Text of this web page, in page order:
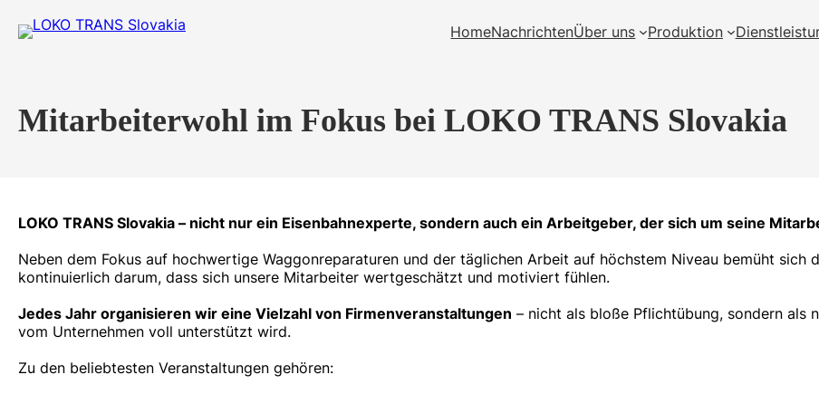
HomeNachrichtenÜber uns Produktion
Mitarbeiterwohl im Fokus bei LOKO TRANS Slovakia
LOKO TRANS Slovakia – nicht nur ein Eisenbahnexperte, sondern auch ein Arbeitgeber, der sich um seine
Neben dem Fokus auf hochwertige Waggonreparaturen und der täglichen Arbeit auf höchstem Niveau bemüht sich
kontinuierlich darum, dass sich unsere Mitarbeiter wertgeschätzt und motiviert fühlen.
Jedes Jahr organisieren wir eine Vielzahl von Firmenveranstaltungen – nicht als bloße Pflichtübung, sondern als
vom Unternehmen voll unterstützt wird.
Zu den beliebtesten Veranstaltungen gehören: